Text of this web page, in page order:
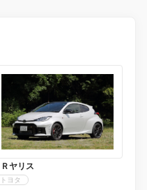
Ｒヤリス
トヨタ